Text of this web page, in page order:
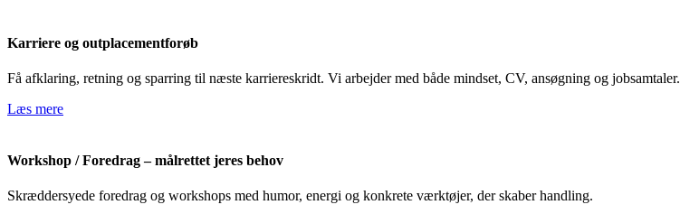
Karriere og outplacementforøb
Få afklaring, retning og sparring til næste karriereskridt. Vi arbejder med både mindset, CV, ansøgning og jobsamtaler.
Læs mere
Workshop / Foredrag – målrettet jeres behov
Skræddersyede foredrag og workshops med humor, energi og konkrete værktøjer, der skaber handling.